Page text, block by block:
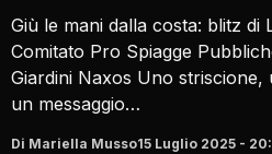
Giù le mani dalla costa: blitz di
Comitato Pro Spiagge
Giardini Naxos Uno
un messaggio…
Di Mariella Musso15 Luglio 2025 -